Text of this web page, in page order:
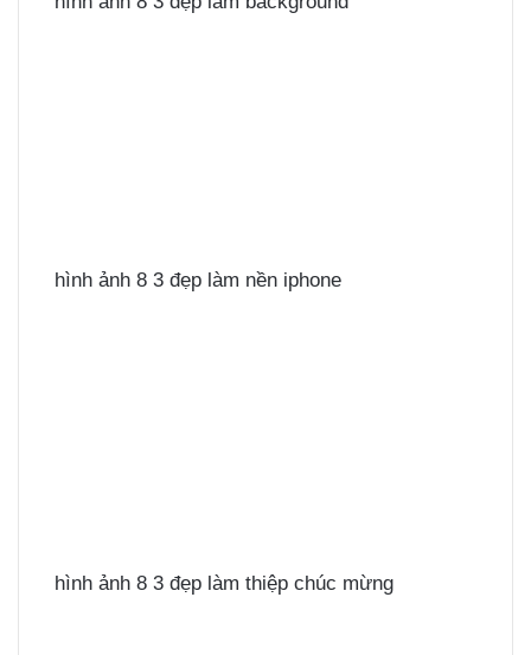
hình ảnh 8 3 đẹp làm nền iphone
hình ảnh 8 3 đẹp làm thiệp chúc mừng